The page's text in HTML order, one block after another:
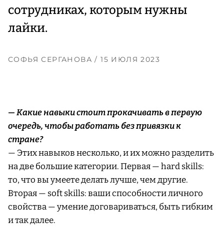
сотрудниках, которым нужны
лайки.
СОФЬЯ СЕРГАНОВА/ 15 ИЮЛЯ 2023
— Какие навыки стоит прокачивать в первую
очередь, чтобы работать без привязки к
стране?
— Этих навыков несколько, и их можно разделить
на две большие категории. Первая — hard skills:
то, что вы умеете делать лучше, чем другие.
Вторая — soft skills: ваши способности личного
свойства — умение договариваться, быть гибким
и так далее.